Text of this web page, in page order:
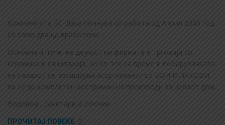
Компанијата БС-Дака почнува со работа од Април 2000 год.
со само двајца вработени.
Основна и почетна дејност на фирмата е трговија со
керамика и санитарија, но со тек на време и побарувачката
на пазарот се проширува асортиманот со БОИ И ЛАКОВИ,
па се до комплетен асотриман на производи за целиот дом.
Водовод , санитарија ,плочки
ПРОЧИТАЈ ПОВЕЌЕ